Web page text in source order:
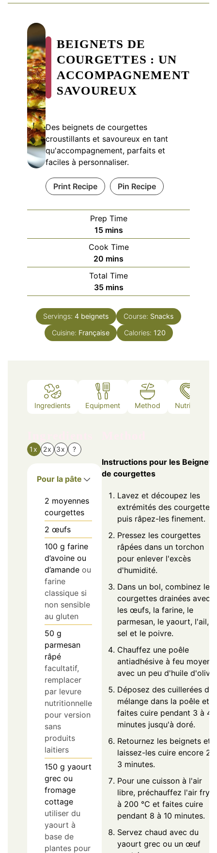
BEIGNETS DE
COURGETTES : UN
ACCOMPAGNEMENT
SAVOUREUX
Des beignets de courgettes
croustillants et savoureux en tant
qu'accompagnement, parfaits et
faciles à personnaliser.
Print Recipe Pin Recipe
Prep Time
15minutes
mins
Cook Time
20 minutes
mins
Total Time
35minutes
mins
Servings: 4 beignets Course: Snacks
Cuisine: Française Calories: 120
Ingredients Equipment Method Nutrition
1x 2x 3x ?
Pour la pâte
2 moyennes
courgettes
2 œufs
100 g farine
d’avoine ou
d’amande ou
farine
classique si
non sensible
au gluten
50 g
parmesan
râpé
facultatif,
remplacer
par levure
nutritionnelle
pour version
sans
produits
laitiers
150 g yaourt
grec ou
fromage
cottage
utiliser du
yaourt à
base de
plantes pour
Instructions pour les Beignets
de courgettes
Lavez et découpez les
extrémités des courgettes,
puis râpez-les finement.
Pressez les courgettes
râpées dans un torchon
pour enlever l'excès
d'humidité.
Dans un bol, combinez les
courgettes drainées avec
les œufs, la farine, le
parmesan, le yaourt, l'ail, le
sel et le poivre.
Chauffez une poêle
antiadhésive à feu moyen
avec un peu d'huile d'olive.
Déposez des cuillerées du
mélange dans la poêle et
faites cuire pendant 3 à 4
minutes jusqu'à doré.
Retournez les beignets et
laissez-les cuire encore 2 à
3 minutes.
Pour une cuisson à l'air
libre, préchauffez l'air fryer
à 200 °C et faites cuire
pendant 8 à 10 minutes.
Servez chaud avec du
yaourt grec ou un œuf